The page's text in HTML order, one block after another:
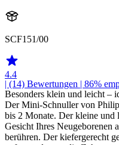
SCF151/00
4.4
| (14) Bewertungen | 86%
Besonders klein und leicht –
Der Mini-Schnuller von
bis 2 Monate. Der kleine und
Gesicht Ihres Neugeborenen
berühren. Der kiefergerecht